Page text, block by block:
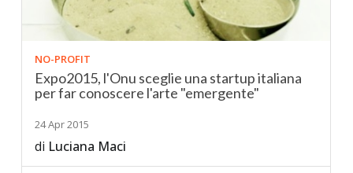
NO-PROFIT
Expo2015, l'Onu sceglie una startup italiana
per far conoscere l'arte "emergente"
24 Apr 2015
di Luciana Maci